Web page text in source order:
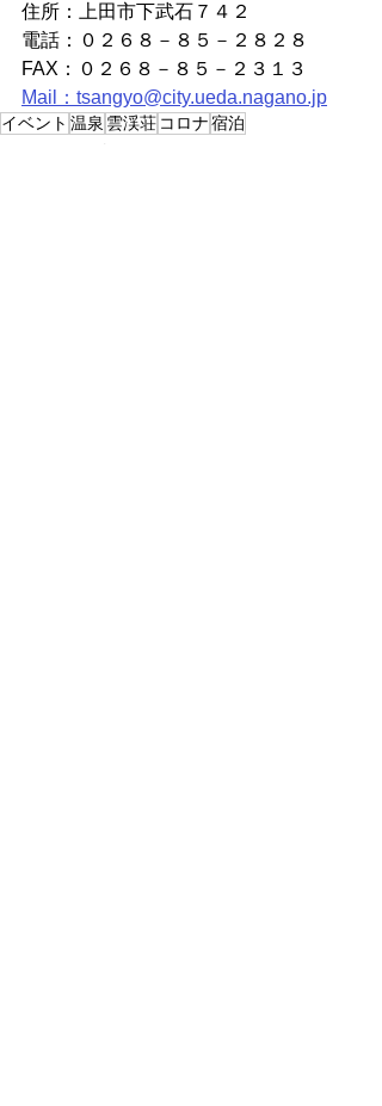
住所：上田市下武石７４２
電話：０２６８－８５－２８２８
FAX：０２６８－８５－２３１３
Mail：tsangyo@city.ueda.nagano.jp
イベント 温泉 雲渓荘 コロナ宿泊